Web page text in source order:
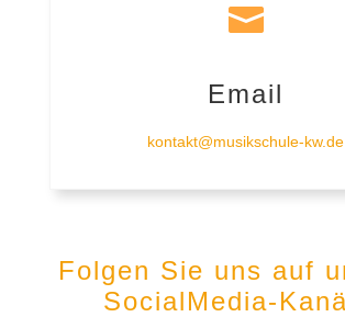

Email
kontakt@musikschule-kw.de
Folgen Sie uns auf
SocialMedia-